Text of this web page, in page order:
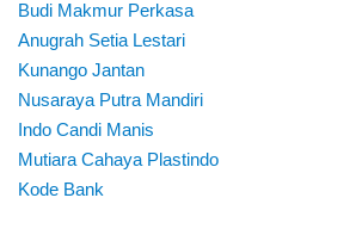
Budi Makmur Perkasa
Anugrah Setia Lestari
Kunango Jantan
Nusaraya Putra Mandiri
Indo Candi Manis
Mutiara Cahaya Plastindo
Kode Bank